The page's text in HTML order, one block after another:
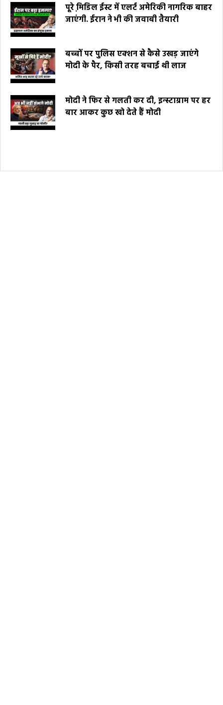
पूरे मि़डिल ईस्ट में एलर्ट अमेरिकी नागरिक बाहर
जाएंगी. ईरान ने भी की जवाबी तैयारी
बच्चों पर पुलिस एक्शन से कैसे उखड़ जाएंगे
मोदी के पैर, किसी तरह बचाई थी लाज
मोदी ने फिर से गलती कर दी, इन्स्टाग्राम पर हर
बार आकर कुछ खो देते हैं मोदी